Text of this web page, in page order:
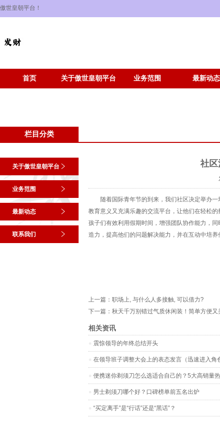
傲世皇朝平台！
首页 关于傲世皇朝平台 业务范围 最新动态
栏目分类
关于傲世皇朝平台
业务范围
最新动态
联系我们
社区
随着国际青年节的到来，我们社区决定举办
教育意义又充满乐趣的交流平台，让他们在轻松
孩子们有效利用假期时间，增强团队协作能力，
造力，提高他们的问题解决能力，并在互动中培
上一篇： 职场上, 与什么人多接触, 可以借力?
下一篇： 秋天千万别错过气质休闲装！简单方便
相关资讯
震惊领导的年终总结开头
在领导班子调整大会上的表态发言（迅速进入角
便携迷你剃须刀怎么选适合自己的？5大高销量
男士剃须刀哪个好？口碑榜单前五名出炉
“买定离手”是“行话”还是“黑话”？